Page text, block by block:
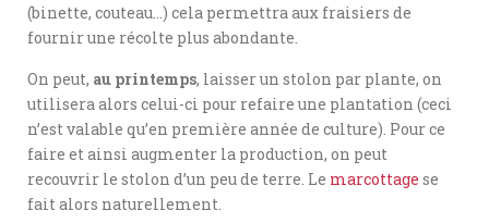
(binette, couteau…) cela permettra aux fraisiers de
fournir une récolte plus abondante.
On peut, au printemps, laisser un stolon par plante, on
utilisera alors celui-ci pour refaire une plantation (ceci
n’est valable qu’en première année de culture). Pour ce
faire et ainsi augmenter la production, on peut
recouvrir le stolon d’un peu de terre. Le marcottage se
fait alors naturellement.